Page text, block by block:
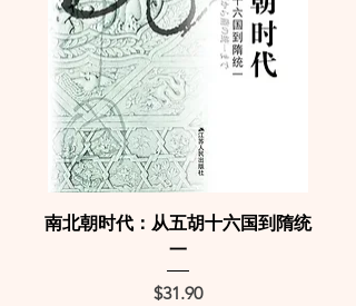
南北朝时代：从五胡十六国到隋统
一
Price
$31.90